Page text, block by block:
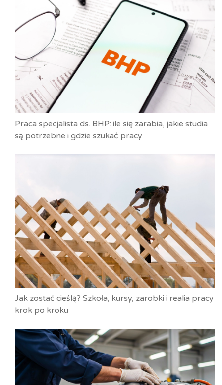
Praca specjalista ds. BHP: ile się zarabia, jakie studia
są potrzebne i gdzie szukać pracy
Jak zostać cieślą? Szkoła, kursy, zarobki i realia pracy
krok po kroku